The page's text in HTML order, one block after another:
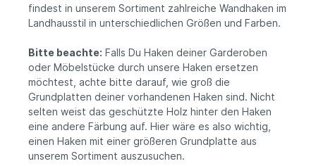
findest in unserem Sortiment zahlreiche Wandhaken im
Landhausstil in unterschiedlichen Größen und Farben.
Bitte beachte: Falls Du Haken deiner Garderoben
oder Möbelstücke durch unsere Haken ersetzen
möchtest, achte bitte darauf, wie groß die
Grundplatten deiner vorhandenen Haken sind. Nicht
selten weist das geschützte Holz hinter den Haken
eine andere Färbung auf. Hier wäre es also wichtig,
einen Haken mit einer größeren Grundplatte aus
unserem Sortiment auszusuchen.